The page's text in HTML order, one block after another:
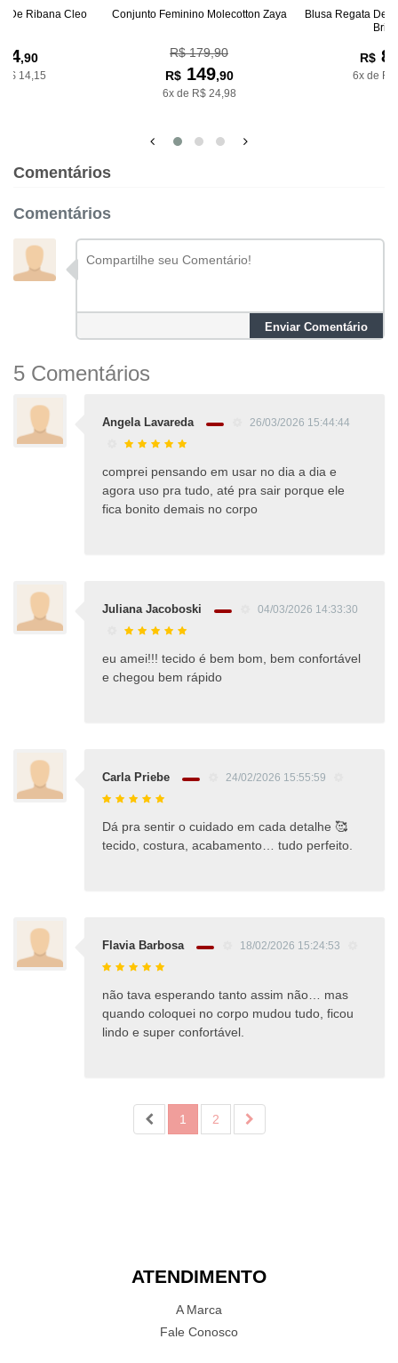
De Ribana Cleo
,90
14,15
Conjunto Feminino Molecotton Zaya
R$ 179,90
R$149,90
6x de R$ 24,98
Blusa Regata De
R$
6x de
Comentários
Comentários
Enviar Comentário
5 Comentários
Angela Lavareda 26/03/2026 15:44:44
comprei pensando em usar no dia a dia e
agora uso pra tudo, até pra sair porque ele
fica bonito demais no corpo
Juliana Jacoboski 04/03/2026 14:33:30
eu amei!!! tecido é bem bom, bem confortável
e chegou bem rápido
Carla Priebe 24/02/2026 15:55:59
Dá pra sentir o cuidado em cada detalhe 🥰
tecido, costura, acabamento… tudo perfeito.
Flavia Barbosa 18/02/2026 15:24:53
não tava esperando tanto assim não… mas
quando coloquei no corpo mudou tudo, ficou
lindo e super confortável.
1 2
ATENDIMENTO
A Marca
Fale Conosco